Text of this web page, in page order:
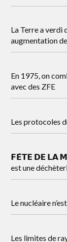
La Terre a verdi
augmentation
En 1975, on
avec des ZFE
Les protocoles
𝗙𝗘̂𝗧𝗘 𝗗𝗘 𝗟𝗔
est une
Le nucléaire
Les limites de